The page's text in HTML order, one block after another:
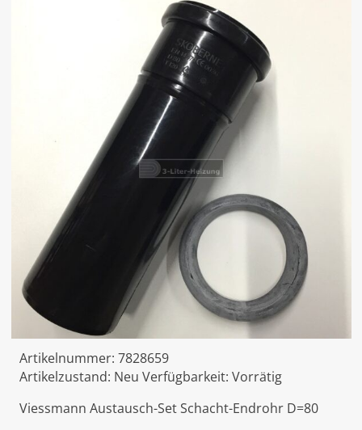
Artikelnummer: 7828659
Artikelzustand: Neu Verfügbarkeit: Vorrätig
Viessmann Austausch-Set Schacht-Endrohr D=80